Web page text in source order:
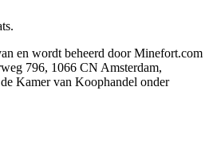
en wordt beheerd door Minefort.com
796, 1066 CN Amsterdam,
Kamer van Koophandel onder